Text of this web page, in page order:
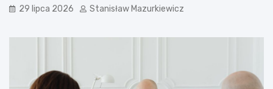
29 lipca 2026 Stanisław Mazurkiewicz